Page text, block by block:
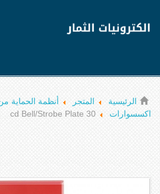
الرئيسية المتجر
أنظمة الحماية
اكسسوارات
30 cd Bell/Strobe Plate